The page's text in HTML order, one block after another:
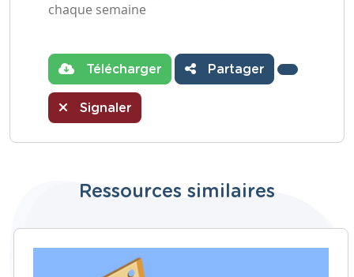
chaque semaine
Télécharger Partager
Signaler
Ressources similaires